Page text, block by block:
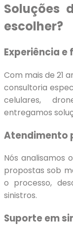
Soluções
escolher?
Experiência e
Com mais de 21
consultoria
celulares,
entregamos
Atendimento
Nós analisamos
propostas sob
o processo,
sinistros.
Suporte em